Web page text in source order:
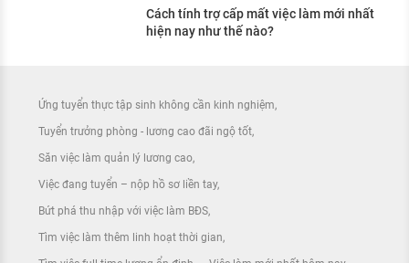
Cách tính trợ cấp mất việc làm mới nhất
hiện nay như thế nào?
Ứng tuyển thực tập sinh không cần kinh nghiệm
Tuyển trưởng phòng - lương cao đãi ngộ tốt
Săn việc làm quản lý lương cao
Việc đang tuyển – nộp hồ sơ liền tay
Bứt phá thu nhập với việc làm BĐS
Tìm việc làm thêm linh hoạt thời gian